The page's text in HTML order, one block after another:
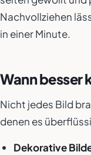
Nachvollziehen
in einer Minute.
Wann besser
Nicht jedes Bild
denen es
Dekorative